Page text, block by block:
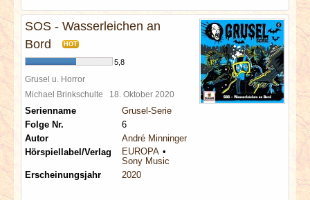
SOS - Wasserleichen an
Bord
HOT
5,8
Grusel u. Horror
Michael Brinkschulte 18. Oktober 2020
Serienname
Grusel-Serie
Folge Nr.
6
Autor
André Minninger
Hörspiellabel/Verlag
EUROPA
Sony Music
Erscheinungsjahr
2020